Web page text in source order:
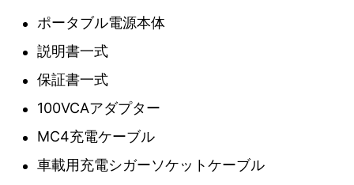
ポータブル電源本体
説明書一式
保証書一式
100VCAアダプター
MC4充電ケーブル
車載用充電シガーソケットケーブル